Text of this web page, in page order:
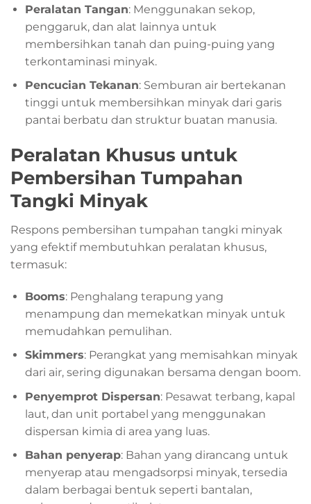
Peralatan Tangan: Menggunakan sekop,
penggaruk, dan alat lainnya untuk
membersihkan tanah dan puing-puing yang
terkontaminasi minyak.
Pencucian Tekanan: Semburan air bertekanan
tinggi untuk membersihkan minyak dari garis
pantai berbatu dan struktur buatan manusia.
Peralatan Khusus untuk
Pembersihan Tumpahan
Tangki Minyak
Respons pembersihan tumpahan tangki minyak
yang efektif membutuhkan peralatan khusus,
termasuk:
Booms: Penghalang terapung yang
menampung dan memekatkan minyak untuk
memudahkan pemulihan.
Skimmers: Perangkat yang memisahkan minyak
dari air, sering digunakan bersama dengan boom.
Penyemprot Dispersan: Pesawat terbang, kapal
laut, dan unit portabel yang menggunakan
dispersan kimia di area yang luas.
Bahan penyerap: Bahan yang dirancang untuk
menyerap atau mengadsorpsi minyak, tersedia
dalam berbagai bentuk seperti bantalan,